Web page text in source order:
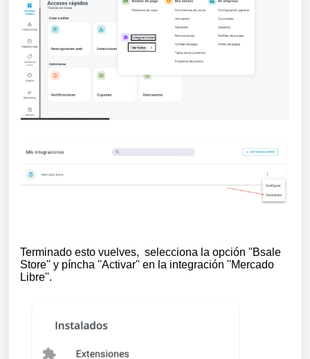
Terminado esto vuelves, selecciona la opción ''Bsale
Store'' y píncha ''Activar'' en la integración ''Mercado
Libre''.